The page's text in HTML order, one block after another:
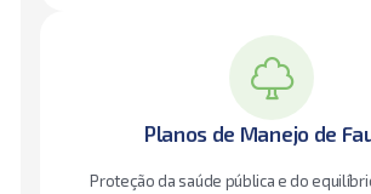
Planos de Manejo de
Proteção da saúde pública e do